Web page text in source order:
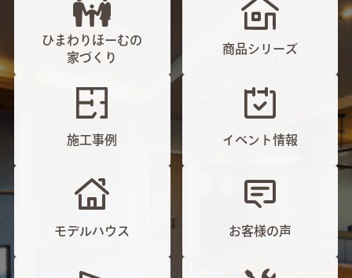
ひまわりほーむの
家づくり
商品シリーズ
施工事例 イベント情報
モデルハウス お客様の声